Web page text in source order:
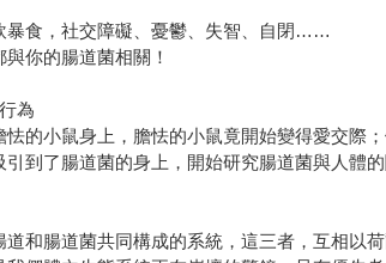
暴食，社交障礙、憂鬱、失智、自閉……
你的腸道菌相關！
為
的小鼠身上，膽怯的小鼠竟開始變得愛交際
到了腸道菌的身上，開始研究腸道菌與人體
道和腸道菌共同構成的系統，這三者，互相